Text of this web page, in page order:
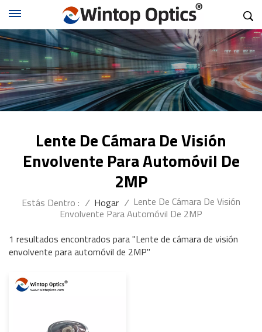
Lente De Cámara De Visión
Envolvente Para Automóvil De
2MP
Estás Dentro : / Hogar / Lente De Cámara De Visión
Envolvente Para Automóvil De 2MP
1 resultados encontrados para "Lente de cámara de visión
envolvente para automóvil de 2MP"